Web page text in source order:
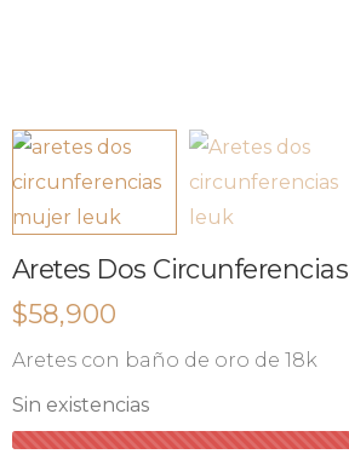
Aretes Dos Circunferencias
$58,900
Aretes con baño de oro de 18k
Sin existencias